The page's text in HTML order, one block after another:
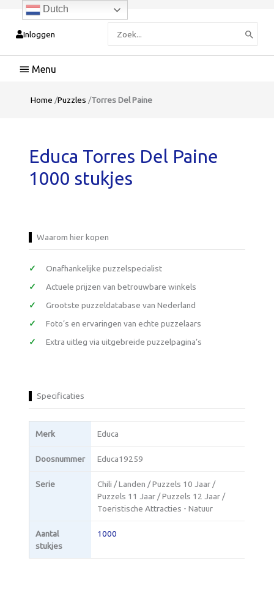
Inloggen
naar:
Hoofdmenu
Home /Puzzles /Torres Del Paine
Educa Torres Del Paine
1000 stukjes
Waarom hier kopen
Onafhankelijke puzzelspecialist
Actuele prijzen van betrouwbare winkels
Grootste puzzeldatabase van Nederland
Foto’s en ervaringen van echte puzzelaars
Extra uitleg via uitgebreide puzzelpagina’s
Specificaties
Merk Educa
Doosnummer Educa19259
Serie
Chili / Landen / Puzzels 10 Jaar /
Puzzels 11 Jaar / Puzzels 12 Jaar /
Toeristische Attracties - Natuur
Aantal
stukjes
1000
Dutch